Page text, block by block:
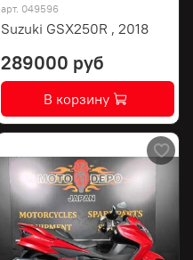
арт. 049596
Suzuki GSX250R , 2018
289000 руб
В корзину